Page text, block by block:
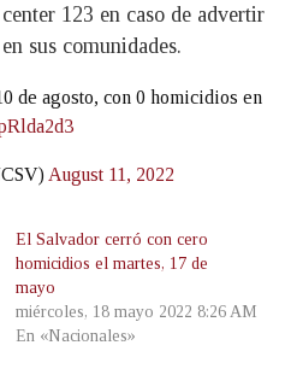
123 en caso de advertir
sus comunidades.
de agosto, con 0 homicidios en
August 11, 2022
El Salvador cerró con cero
homicidios el martes, 17 de
mayo
miércoles, 18 mayo 2022 8:26 AM
En «Nacionales»